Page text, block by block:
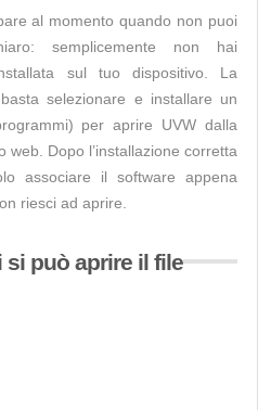
al momento quando non puoi
semplicemente non hai
sul tuo dispositivo. La
selezionare e installare un
per aprire UVW dalla
Dopo l’installazione corretta
associare il software appena
riesci ad aprire.
può aprire il file